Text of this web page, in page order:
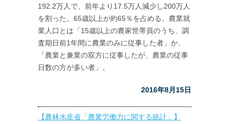
192.2万人で、前年より17.5万人減少し200万人
を割った。65歳以上が約65％を占める。農業就
業人口とは「15歳以上の農家世帯員のうち、調
査期日前1年間に農業のみに従事した者」か、
「農業と兼業の双方に従事したが、農業の従事
日数の方が多い者」。
2016年8月15日
【農林水産省「農業労働力に関する統計」】